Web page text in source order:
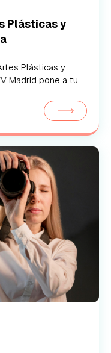
Plásticas y
Plásticas y
Madrid pone a tu..